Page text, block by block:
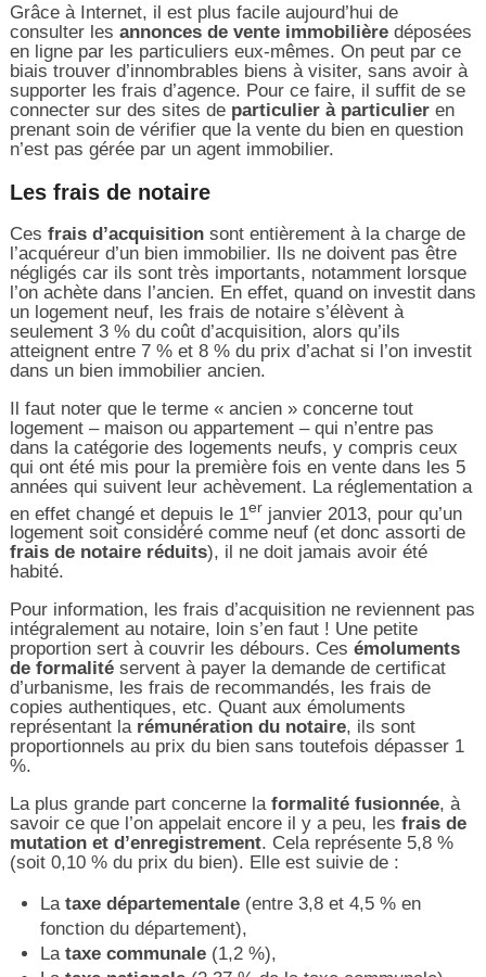
Grâce à Internet, il est plus facile aujourd’hui de
consulter les annonces de vente immobilièredéposées
en ligne par les particuliers eux-mêmes. On peut par ce
biais trouver d’innombrables biens à visiter, sans avoir à
supporter les frais d’agence. Pour ce faire, il suffit de se
connecter sur des sites de particulier à particulieren
prenant soin de vérifier que la vente du bien en question
n’est pas gérée par un agent immobilier.
Les frais de notaire
Ces frais d’acquisitionsont entièrement à la charge de
l’acquéreur d’un bien immobilier. Ils ne doivent pas être
négligés car ils sont très importants, notamment lorsque
l’on achète dans l’ancien. En effet, quand on investit dans
un logement neuf, les frais de notaire s’élèvent à
seulement 3 % du coût d’acquisition, alors qu’ils
atteignent entre 7 % et 8 % du prix d’achat si l’on investit
dans un bien immobilier ancien.
Il faut noter que le terme « ancien » concerne tout
logement – maison ou appartement – qui n’entre pas
dans la catégorie des logements neufs, y compris ceux
qui ont été mis pour la première fois en vente dans les 5
années qui suivent leur achèvement. La réglementation a
en effet changé et depuis le 1er janvier 2013, pour qu’un
logement soit considéré comme neuf (et donc assorti de
frais de notaire réduits), il ne doit jamais avoir été
habité.
Pour information, les frais d’acquisition ne reviennent pas
intégralement au notaire, loin s’en faut ! Une petite
proportion sert à couvrir les débours. Ces émoluments
de formalitéservent à payer la demande de certificat
d’urbanisme, les frais de recommandés, les frais de
copies authentiques, etc. Quant aux émoluments
représentant la rémunération du notaire, ils sont
proportionnels au prix du bien sans toutefois dépasser 1
%.
La plus grande part concerne la formalité fusionnée, à
savoir ce que l’on appelait encore il y a peu, les frais de
mutation et d’enregistrement. Cela représente 5,8 %
(soit 0,10 % du prix du bien). Elle est suivie de :
La taxe départementale(entre 3,8 et 4,5 % en
fonction du département),
La taxe communale(1,2 %),